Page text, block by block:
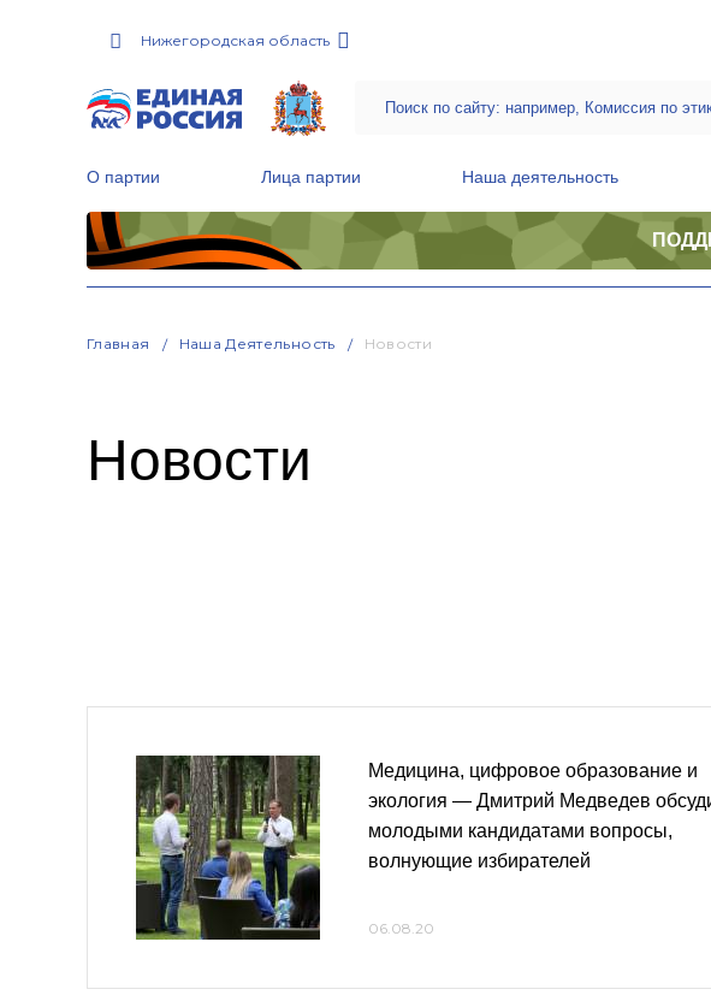
Нижегородская область
О партии Лица партии Наша деятельность
Главная Наша Деятельность Новости
Новости
Медицина, цифровое образование и
экология — Дмитрий Медведев
молодыми кандидатами вопросы,
волнующие избирателей
06.08.20